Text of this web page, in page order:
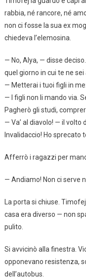
rabbia, né rancore, né
non ci fosse la sua ex
chiedeva l’elemosina.
— No, Alya, — disse
quel giorno in cui te ne sei
— Metterai i tuoi figli in
— I figli non li mando via.
Pagherò gli studi,
— Va’ al diavolo! — il volto
Invalidaccio! Ho sprecato
Afferrò i ragazzi per
— Andiamo! Non ci serve
La porta si chiuse.
casa era diverso — non
pulito.
Si avvicinò alla finestra.
opponevano resistenza,
dell’autobus.